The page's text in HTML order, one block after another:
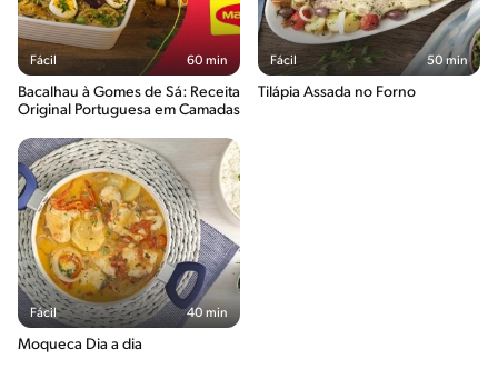
Fácil 60 min
Bacalhau à Gomes de Sá: Receita
Original Portuguesa em Camadas
Fácil 50 min
Tilápia Assada no Forno
Fácil 40 min
Moqueca Dia a dia